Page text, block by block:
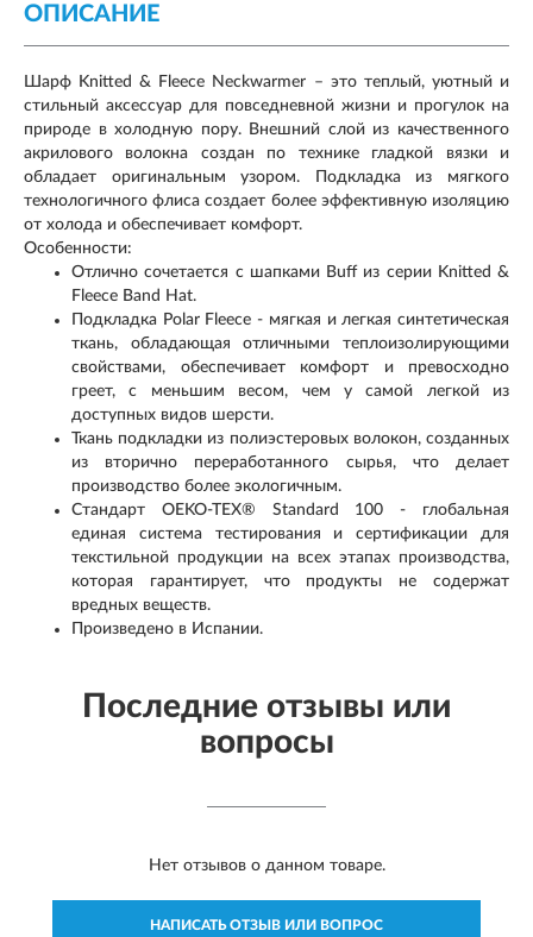
ОПИСАНИЕ
Шарф Knitted & Fleece Neckwarmer – это теплый, уютный и
стильный аксессуар для повседневной жизни и прогулок на
природе в холодную пору. Внешний слой из качественного
акрилового волокна создан по технике гладкой вязки и
обладает оригинальным узором. Подкладка из мягкого
технологичного флиса создает более эффективную изоляцию
от холода и обеспечивает комфорт.
Особенности:
Отлично сочетается с шапками Buff из серии Knitted &
Fleece Band Hat.
Подкладка Polar Fleece - мягкая и легкая синтетическая
ткань, обладающая отличными теплоизолирующими
свойствами, обеспечивает комфорт и превосходно
греет, с меньшим весом, чем у самой легкой из
доступных видов шерсти.
Ткань подкладки из полиэстеровых волокон, созданных
из вторично переработанного сырья, что делает
производство более экологичным.
Стандарт OEKO-TEX® Standard 100 - глобальная
единая система тестирования и сертификации для
текстильной продукции на всех этапах производства,
которая гарантирует, что продукты не содержат
вредных веществ.
Произведено в Испании.
Последние отзывы или
вопросы
Нет отзывов о данном товаре.
НАПИСАТЬ ОТЗЫВ ИЛИ ВОПРОС